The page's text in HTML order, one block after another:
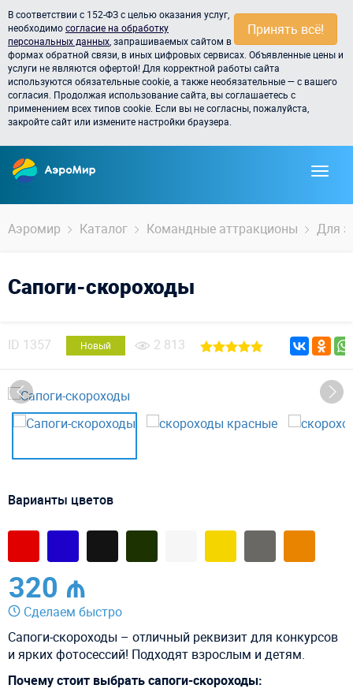
Принять всё!
В соответствии с 152-ФЗ с целью оказания услуг,
необходимосогласие на обработку
персональных данных , запрашиваемых сайтом в
формах обратной связи, в иных цифровых сервисах. Объявленные цены и
услуги не являются офертой! Для корректной работы сайта
используются обязательные cookie, а также необязательные — с вашего
согласия. Продолжая использование сайта, вы соглашаетесь с
применением всех типов cookie. Если вы не согласны, пожалуйста,
закройте сайт или измените настройки браузера.
Аэромир Каталог Командные аттракционы Для
Сапоги-скороходы
ID 1357 Новый 2 813
Варианты цветов
320 ₼
Сделаем быстро
Сапоги-скороходы – отличный реквизит для конкурсов
и ярких фотосессий! Подходят взрослым и детям.
Почему стоит выбрать сапоги-скороходы: